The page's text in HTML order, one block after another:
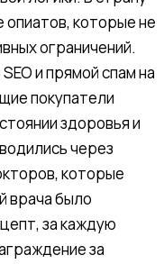
опиатов, которые не
ограничений.
и прямой спам на
покупатели
здоровья и
через
которые
врача было
за каждую
за